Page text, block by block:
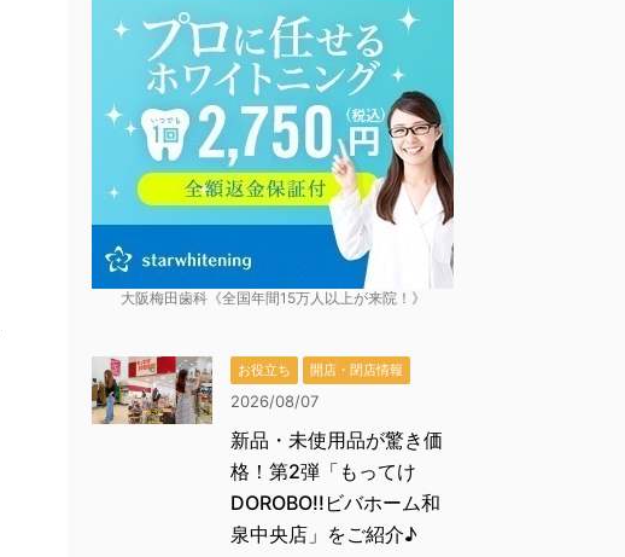
大阪梅田歯科《全国年間15万人以上が来院！》
お役立ち 開店・閉店情報
2026/08/07
新品・未使用品が驚き価
格！第2弾「もってけ
DOROBO!!ビバホーム和
泉中央店」をご紹介♪